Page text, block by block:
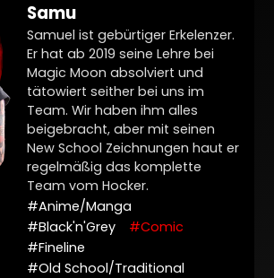
Samu
Samuel ist gebürtiger Erkelenzer.
Er hat ab 2019 seine Lehre bei
Magic Moon absolviert und
tätowiert seither bei uns im
Team. Wir haben ihm alles
beigebracht, aber mit seinen
New School Zeichnungen haut er
regelmäßig das komplette
Team vom Hocker.
#Anime/Manga
#Black'n'Grey
#Comic
#Fineline
#Old School/Traditional